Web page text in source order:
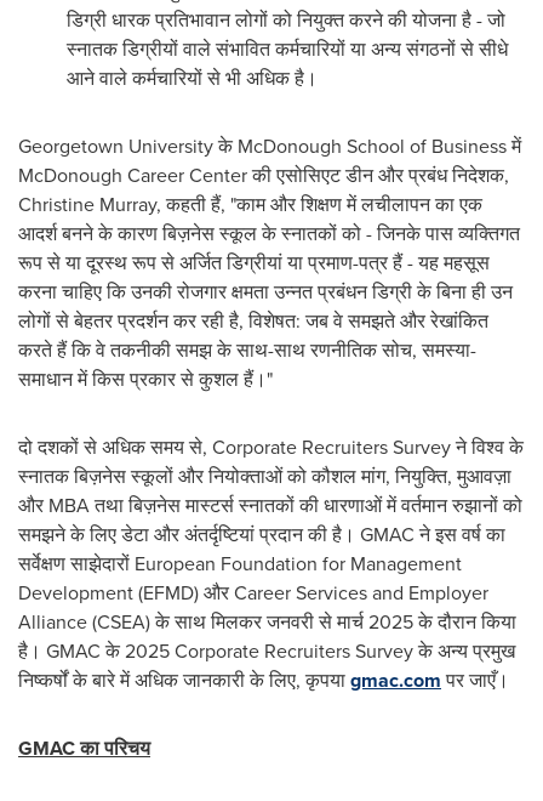
डिग्री धारक प्रतिभावान लोगों को नियुक्त करने की योजना है - जो
स्नातक डिग्रीयों वाले संभावित कर्मचारियों या अन्य संगठनों से सीधे
आने वाले कर्मचारियों से भी अधिक है।
Georgetown Universityके McDonough School of Business में
McDonough Career Center की एसोसिएट डीन और प्रबंध निदेशक,
Christine Murray, कहती हैं, "काम और शिक्षण में लचीलापन का एक
आदर्श बनने के कारण बिज़नेस स्कूल के स्नातकों को - जिनके पास व्यक्तिगत
रूप से या दूरस्थ रूप से अर्जित डिग्रीयां या प्रमाण-पत्र हैं - यह महसूस
करना चाहिए कि उनकी रोजगार क्षमता उन्नत प्रबंधन डिग्री के बिना ही उन
लोगों से बेहतर प्रदर्शन कर रही है, विशेषत: जब वे समझते और रेखांकित
करते हैं कि वे तकनीकी समझ के साथ-साथ रणनीतिक सोच, समस्या-
समाधान में किस प्रकार से कुशल हैं।"
दो दशकों से अधिक समय से, Corporate Recruiters Survey ने विश्व के
स्नातक बिज़नेस स्कूलों और नियोक्ताओं को कौशल मांग, नियुक्ति, मुआवज़ा
और MBA तथा बिज़नेस मास्टर्स स्नातकों की धारणाओं में वर्तमान रुझानों को
समझने के लिए डेटा और अंतर्दृष्टियां प्रदान की है। GMAC ने इस वर्ष का
सर्वेक्षण साझेदारों European Foundation for Management
Development (EFMD) और Career Services and Employer
Alliance (CSEA) के साथ मिलकर जनवरी से मार्च 2025 के दौरान किया
है। GMAC के 2025 Corporate Recruiters Survey के अन्य प्रमुख
निष्कर्षों के बारे में अधिक जानकारी के लिए, कृपयाgmac.comपर जाएँ।
GMAC का परिचय